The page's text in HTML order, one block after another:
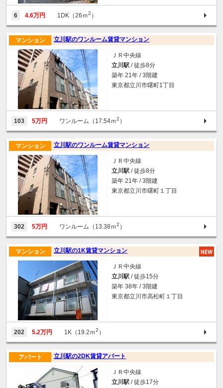
6 4.6万円 1DK（26ｍ2 ）
立川駅のワンルーム賃貸マンション
マンション
ＪＲ中央線
立川駅 / 徒歩8分
築年 21年 / 3階建
東京都立川市曙町1丁目
103 5万円 ワンルーム（17.54ｍ2 ）
立川駅のワンルーム賃貸マンション
マンション
ＪＲ中央線
立川駅 / 徒歩8分
築年 21年 / 3階建
東京都立川市曙町１丁目
302 5万円 ワンルーム（13.38ｍ2 ）
立川駅の1K賃貸マンション
マンション
ＪＲ中央線
立川駅 / 徒歩15分
築年 38年 / 3階建
東京都立川市高松町１丁目
202 5.2万円 1K（19.2ｍ2 ）
立川駅の2DK賃貸アパート
アパート
ＪＲ中央線
立川駅 / 徒歩17分